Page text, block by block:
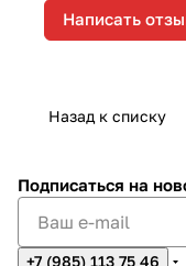
Написать
Назад к списку
Подписаться на
+7 (985) 113 75 46